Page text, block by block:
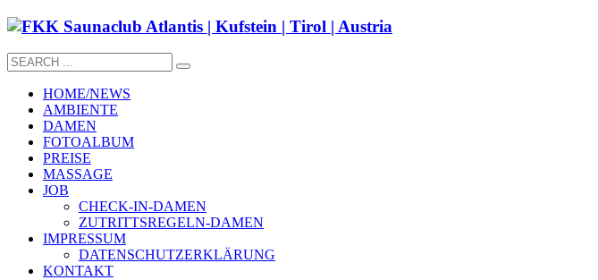
HOME/NEWS
AMBIENTE
DAMEN
FOTOALBUM
PREISE
MASSAGE
JOB
CHECK-IN-DAMEN
ZUTRITTSREGELN-DAMEN
IMPRESSUM
DATENSCHUTZERKLÄRUNG
KONTAKT